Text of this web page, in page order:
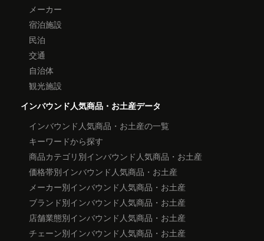
メーカー
宿泊施設
民泊
交通
自治体
観光施設
インバウンド人気商品・お土産データ
インバウンド人気商品・お土産の一覧
キーワードから探す
商品カテゴリ別インバウンド人気商品・お土産
価格帯別インバウンド人気商品・お土産
メーカー別インバウンド人気商品・お土産
ブランド別インバウンド人気商品・お土産
店舗業態別インバウンド人気商品・お土産
チェーン別インバウンド人気商品・お土産